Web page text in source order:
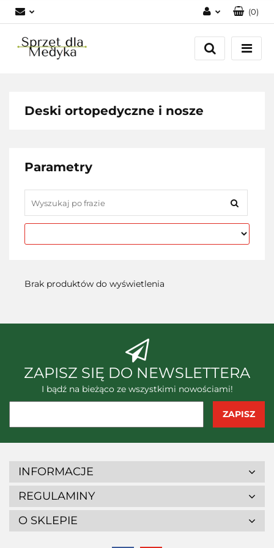
Zaloguj się
Zarejestruj się
(0)
Deski ortopedyczne i nosze
Parametry
Brak produktów do wyświetlenia
ZAPISZ SIĘ DO NEWSLETTERA
I bądź na bieżąco ze wszystkimi nowościami!
INFORMACJE
REGULAMINY
O SKLEPIE